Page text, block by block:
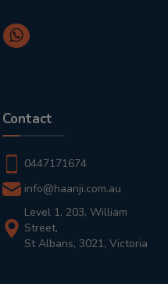
Contact
0447171674
info@haanji.com.au
Level 1, 203, William
Street,
St Albans, 3021, Victoria